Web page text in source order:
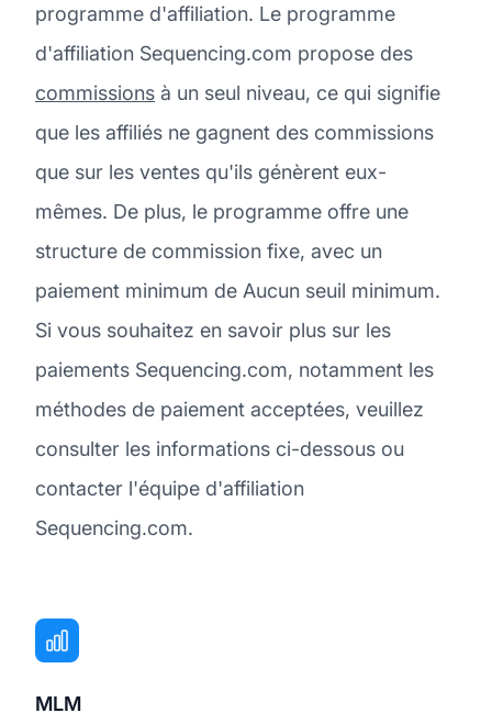
programme d'affiliation. Le programme
d'affiliation Sequencing.com propose des
commissions à un seul niveau, ce qui signifie
que les affiliés ne gagnent des commissions
que sur les ventes qu'ils génèrent eux-
mêmes. De plus, le programme offre une
structure de commission fixe, avec un
paiement minimum de Aucun seuil minimum.
Si vous souhaitez en savoir plus sur les
paiements Sequencing.com, notamment les
méthodes de paiement acceptées, veuillez
consulter les informations ci-dessous ou
contacter l'équipe d'affiliation
Sequencing.com.
MLM